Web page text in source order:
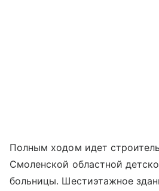
Полным ходом идет
Смоленской областной
больницы. Шестиэтажное